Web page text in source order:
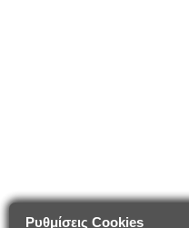
Ρυθμίσεις Cookies